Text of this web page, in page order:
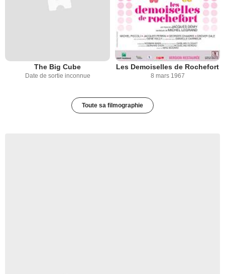
The Big Cube
Date de sortie inconnue
Les Demoiselles de Rochefort
8 mars 1967
Toute sa filmographie